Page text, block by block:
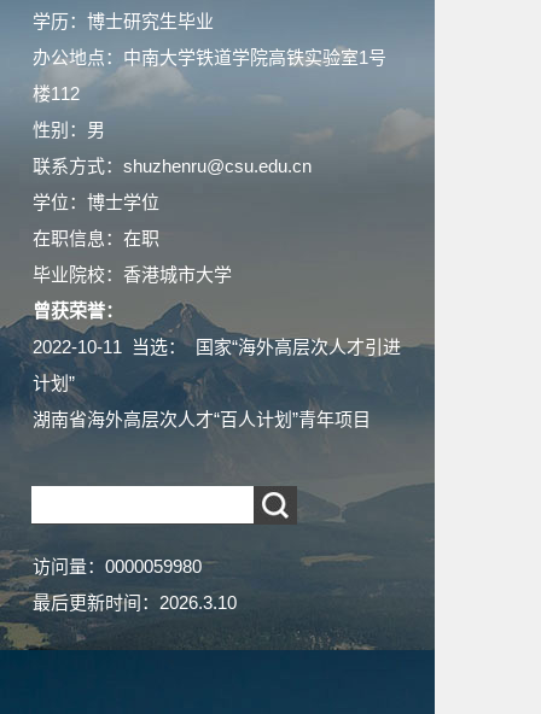
学历：博士研究生毕业
办公地点：中南大学铁道学院高铁实验室1号
楼112
性别：男
联系方式：shuzhenru@csu.edu.cn
学位：博士学位
在职信息：在职
毕业院校：香港城市大学
曾获荣誉：
2022-10-11 当选： 国家“海外高层次人才引进
计划”
湖南省海外高层次人才“百人计划”青年项目
访问量： 0000059980
最后更新时间： 2026.3.10